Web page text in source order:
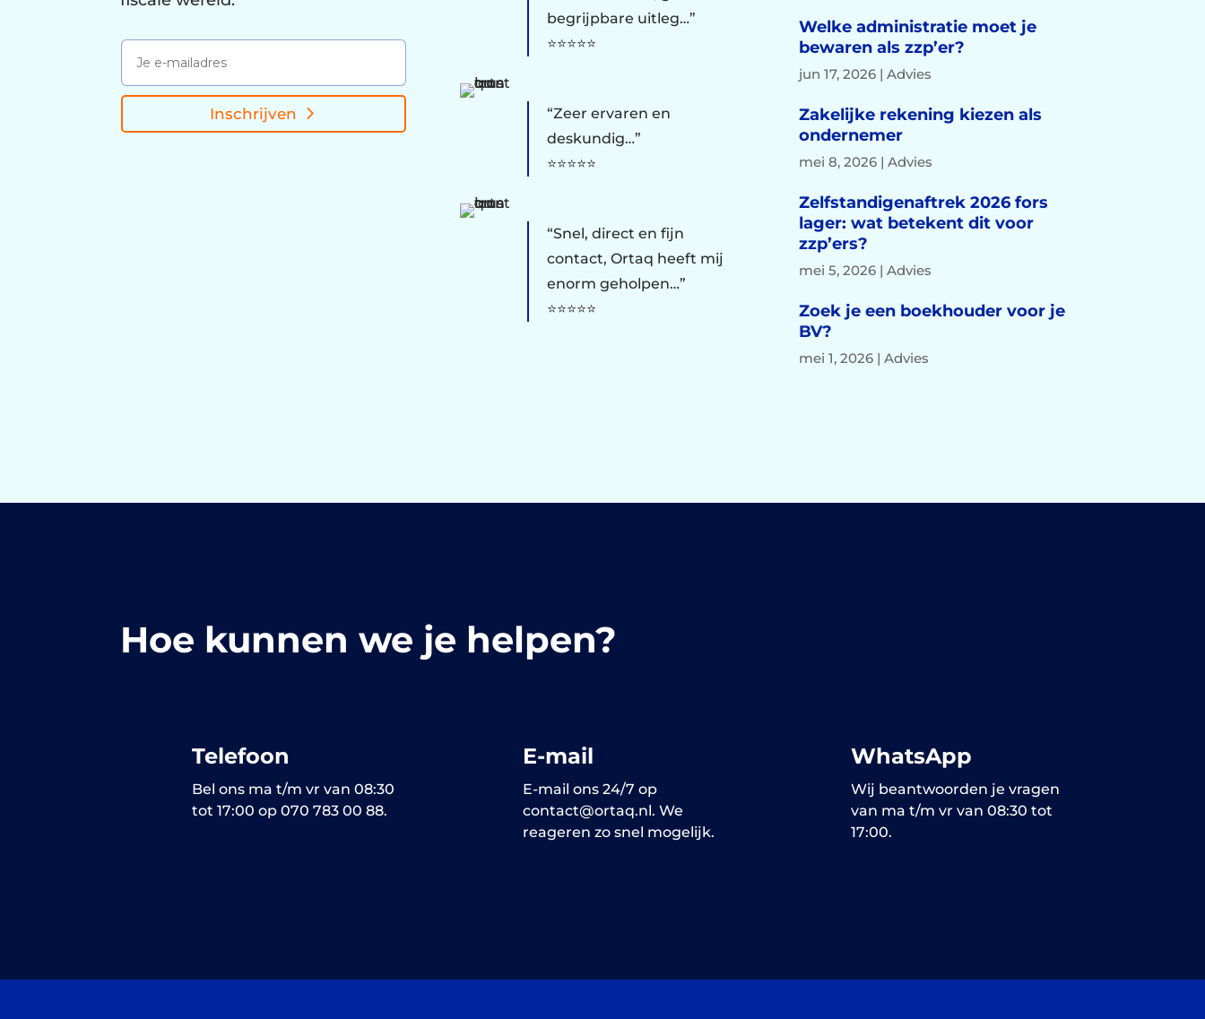
Inschrijven
begrijpbare uitleg…”
⭐⭐⭐⭐⭐
“Zeer ervaren en
deskundig…”
⭐⭐⭐⭐⭐
“Snel, direct en fijn
contact, Ortaq heeft mij
enorm geholpen…”
⭐⭐⭐⭐⭐
Welke administratie moet je
bewaren als zzp’er?
jun 17, 2026| Advies
Zakelijke rekening kiezen als
ondernemer
mei 8, 2026| Advies
Zelfstandigenaftrek 2026 fors
lager: wat betekent dit voor
zzp’ers?
mei 5, 2026| Advies
Zoek je een boekhouder voor je
BV?
mei 1, 2026| Advies
Hoe kunnen we je helpen?
Telefoon
Bel ons ma t/m vr van 08:30
tot 17:00 op 070 783 00 88.
E-mail
E-mail ons 24/7 op
contact@ortaq.nl. We
reageren zo snel mogelijk.
WhatsApp
Wij beantwoorden je vragen
van ma t/m vr van 08:30 tot
17:00.